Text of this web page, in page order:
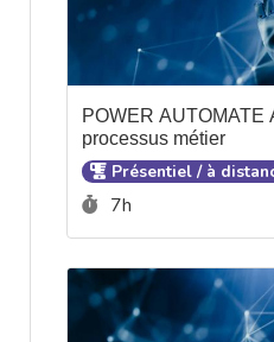
POWER AUTOMATE
processus métier
Présentiel / à
Durée :
7h